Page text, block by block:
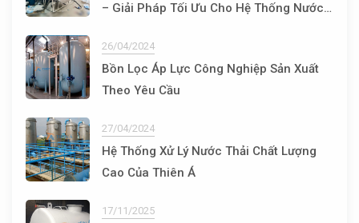
– Giải Pháp Tối Ưu Cho Hệ Thống Nước
26/04/2024
Bồn Lọc Áp Lực Công Nghiệp Sản Xuất
Theo Yêu Cầu
27/04/2024
Hệ Thống Xử Lý Nước Thải Chất Lượng
Cao Của Thiên Á
17/11/2025